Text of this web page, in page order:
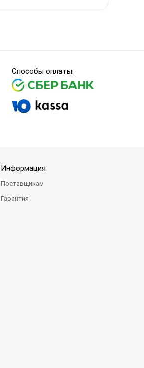
Способы оплаты
Информация
Поставщикам
Гарантия